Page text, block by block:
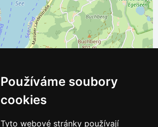
Používáme soubory
cookies
Tyto webové stránky používají